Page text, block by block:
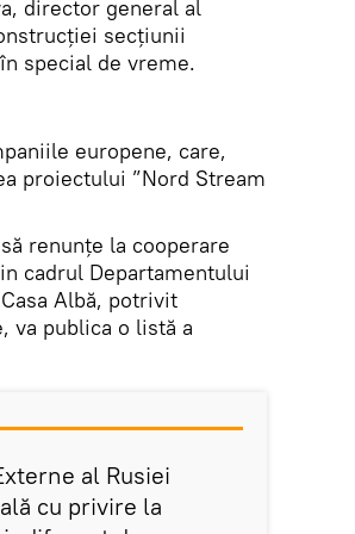
director general al
secțiunii
special de vreme.
europene, care,
proiectului ”Nord Stream
renunțe la cooperare
cadrul Departamentului
Albă, potrivit
va publica o listă a
al Rusiei
cu privire la